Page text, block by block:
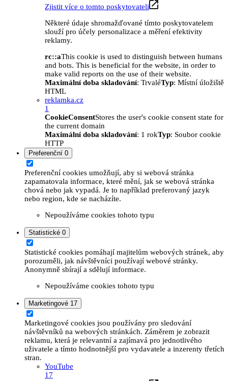
Zjistit více o tomto poskytovateli
Některé údaje shromažďované tímto poskytovatelem
slouží pro účely personalizace a měření efektivity
reklamy.
rc::aThis cookie is used to distinguish between humans
and bots. This is beneficial for the website, in order to
make valid reports on the use of their website.
Maximální doba skladování: TrvaléTyp: Místní úložiště
HTML
reklamka.cz
1
CookieConsentStores the user's cookie consent state for
the current domain
Maximální doba skladování: 1 rokTyp: Soubor cookie
HTTP
Preferenční 0
Preferenční cookies umožňují, aby si webová stránka
zapamatovala informace, které mění, jak se webová stránka
chová nebo jak vypadá. Je to například preferovaný jazyk
nebo region, kde se nacházíte.
Nepoužíváme cookies tohoto typu
Statistické 0
Statistické cookies pomáhají majitelům webových stránek, aby
porozuměli, jak návštěvníci používají webové stránky.
Anonymně sbírají a sdělují informace.
Nepoužíváme cookies tohoto typu
Marketingové 17
Marketingové cookies jsou používány pro sledování
návštěvníků na webových stránkách. Záměrem je zobrazit
reklamu, která je relevantní a zajímavá pro jednotlivého
uživatele a tímto hodnotnější pro vydavatele a inzerenty třetích
stran.
YouTube
17